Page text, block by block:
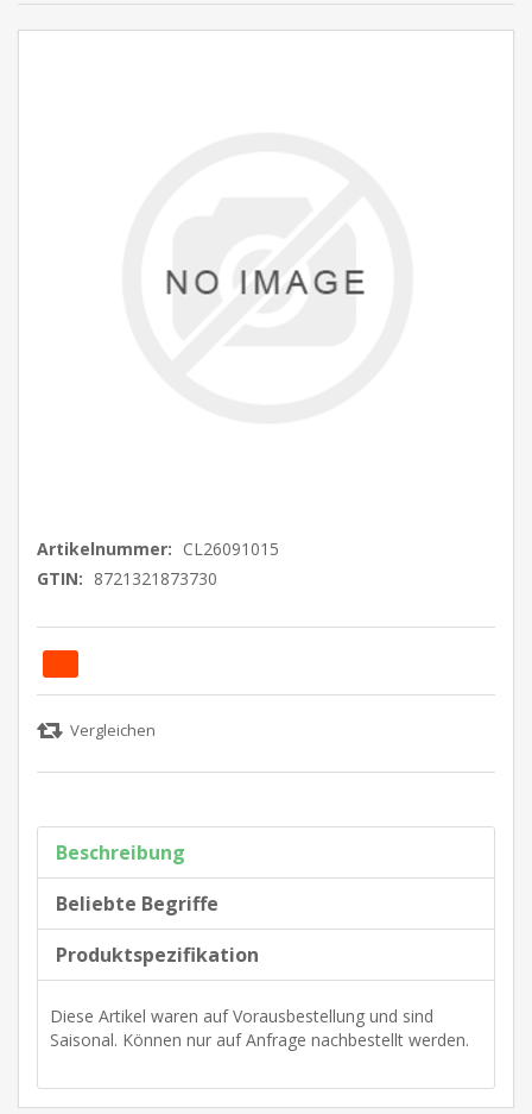
Artikelnummer: CL26091015
GTIN: 8721321873730
Beschreibung
Beliebte Begriffe
Produktspezifikation
Diese Artikel waren auf Vorausbestellung und sind
Saisonal. Können nur auf Anfrage nachbestellt werden.